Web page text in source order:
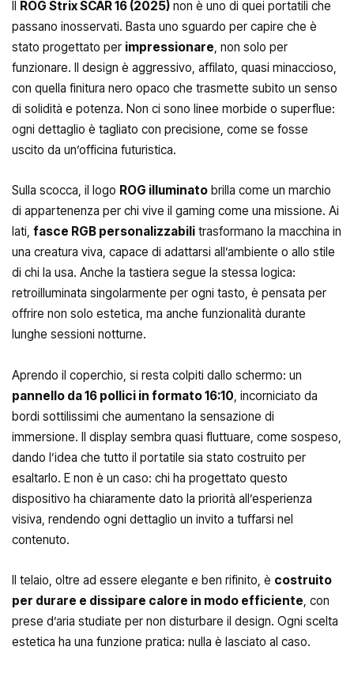
Il ROG Strix SCAR 16 (2025) non è uno di quei portatili che
passano inosservati. Basta uno sguardo per capire che è
stato progettato per impressionare, non solo per
funzionare. Il design è aggressivo, affilato, quasi minaccioso,
con quella finitura nero opaco che trasmette subito un senso
di solidità e potenza. Non ci sono linee morbide o superflue:
ogni dettaglio è tagliato con precisione, come se fosse
uscito da un’officina futuristica.
Sulla scocca, il logo ROG illuminato brilla come un marchio
di appartenenza per chi vive il gaming come una missione. Ai
lati, fasce RGB personalizzabili trasformano la macchina in
una creatura viva, capace di adattarsi all’ambiente o allo stile
di chi la usa. Anche la tastiera segue la stessa logica:
retroilluminata singolarmente per ogni tasto, è pensata per
offrire non solo estetica, ma anche funzionalità durante
lunghe sessioni notturne.
Aprendo il coperchio, si resta colpiti dallo schermo: un
pannello da 16 pollici in formato 16:10, incorniciato da
bordi sottilissimi che aumentano la sensazione di
immersione. Il display sembra quasi fluttuare, come sospeso,
dando l’idea che tutto il portatile sia stato costruito per
esaltarlo. E non è un caso: chi ha progettato questo
dispositivo ha chiaramente dato la priorità all’esperienza
visiva, rendendo ogni dettaglio un invito a tuffarsi nel
contenuto.
Il telaio, oltre ad essere elegante e ben rifinito, è costruito
per durare e dissipare calore in modo efficiente, con
prese d’aria studiate per non disturbare il design. Ogni scelta
estetica ha una funzione pratica: nulla è lasciato al caso.